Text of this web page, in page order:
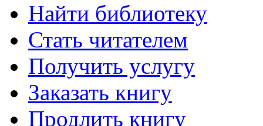
Найти библиотеку
Стать читателем
Получить услугу
Заказать книгу
Продлить книгу